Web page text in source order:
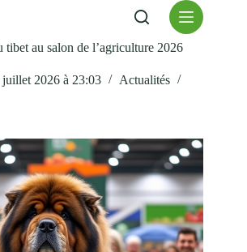
tibet au salon de l’agriculture 2026
juillet 2026 à 23:03
Actualités